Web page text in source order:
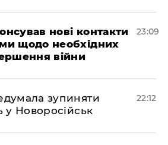
нові контакти
щодо необхідних
війни
23:09
зупиняти
у Новоросійськ
22:12